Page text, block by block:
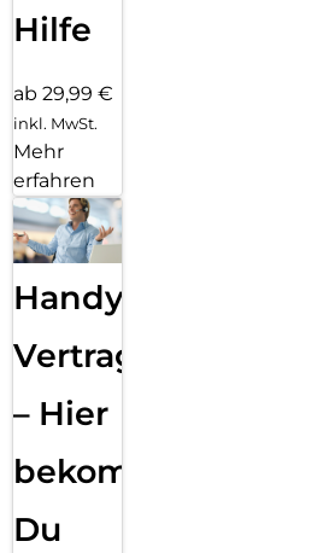
Hilfe
ab 29,99 €
inkl. MwSt.
Mehr
erfahren
Handy
Vertragsabwicklung
– Hier
bekommst
Du